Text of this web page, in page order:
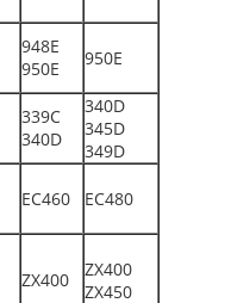
948E
950E
950E
339C
340D
340D
345D
349D
EC460 EC480
ZX400
ZX400
ZX450